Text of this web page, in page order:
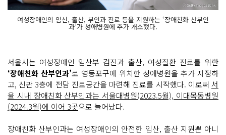
여성장애인의 임신, 출산, 부인과 진료 등을 지원하는 ‘장애친화 산부인
과’가 성애병원에 추가 개소했다.
서울시는 여성장애인 임산부 검진과 출산, 여성질환 진료를 위한
‘장애친화 산부인과’로 영등포구에 위치한 성애병원을 추가 지정하
고, 신관 3층에 전담 진료공간을 마련해 진료를 시작했다. 이로써 서
울 시내 장애친화 산부인과는 서울대병원(2023.5월), 이대목동병원
(2024.3월)에 이어 3곳으로 늘어났다.
장애친화 산부인과는 여성장애인의 안전한 임산, 출산 지원뿐 아니